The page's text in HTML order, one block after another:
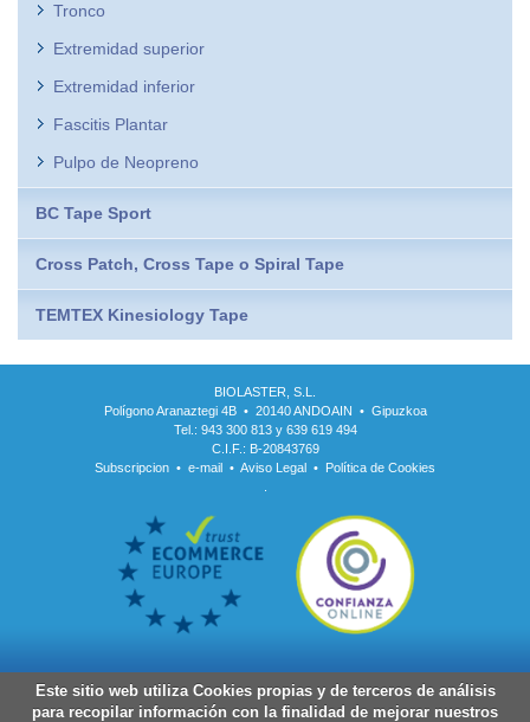
Tronco
Extremidad superior
Extremidad inferior
Fascitis Plantar
Pulpo de Neopreno
BC Tape Sport
Cross Patch, Cross Tape o Spiral Tape
TEMTEX Kinesiology Tape
BIOLASTER, S.L.
Polígono Aranaztegi 4B • 20140 ANDOAIN • Gipuzkoa
Tel.: 943 300 813 y 639 619 494
C.I.F.: B-20843769
Subscripcion • e-mail • Aviso Legal •
Política de Cookies
.
Este sitio web utiliza Cookies propias y de terceros de análisis
para recopilar información con la finalidad de mejorar nuestros